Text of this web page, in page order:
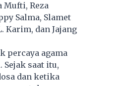
Reza
Salma, Slamet
Karim, dan Jajang
percaya agama
saat itu,
dan ketika